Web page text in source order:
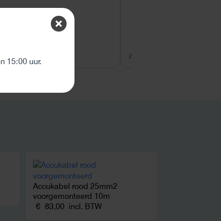
26 juli 2026
Accukabel rood 25mm2
voorgemonteerd 10m
€ 83,00 incl. BTW
15:00 uur.